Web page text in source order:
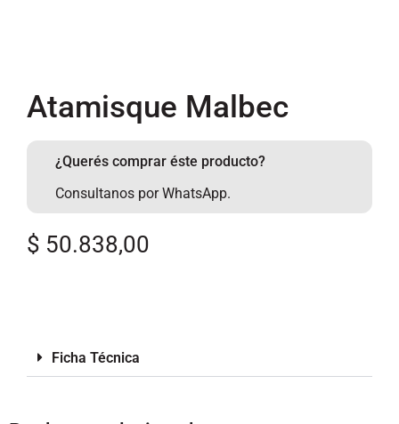
Atamisque Malbec
¿Querés comprar éste producto?
Consultanos por WhatsApp.
$ 50.838,00
Ficha Técnica